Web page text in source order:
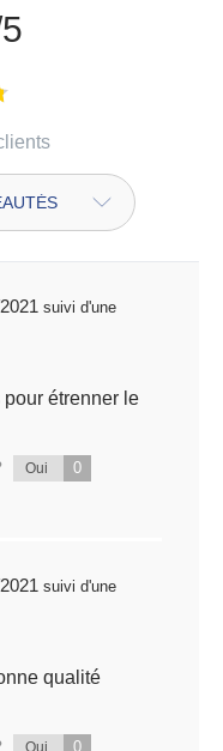
2021 suivi d'une
pour étrenner le
Oui 0
2021 suivi d'une
qualité
Oui 0